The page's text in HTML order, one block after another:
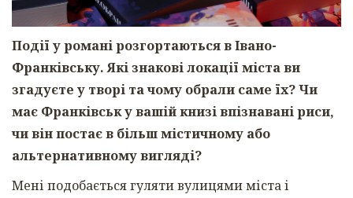
Події у романі розгортаються в Івано-
Франківську. Які знакові локації міста ви
згадуєте у творі та чому обрали саме їх? Чи
має Франківськ у вашій книзі впізнавані риси,
чи він постає в більш містичному або
альтернативному вигляді?
Мені подобається гуляти вулицями міста і